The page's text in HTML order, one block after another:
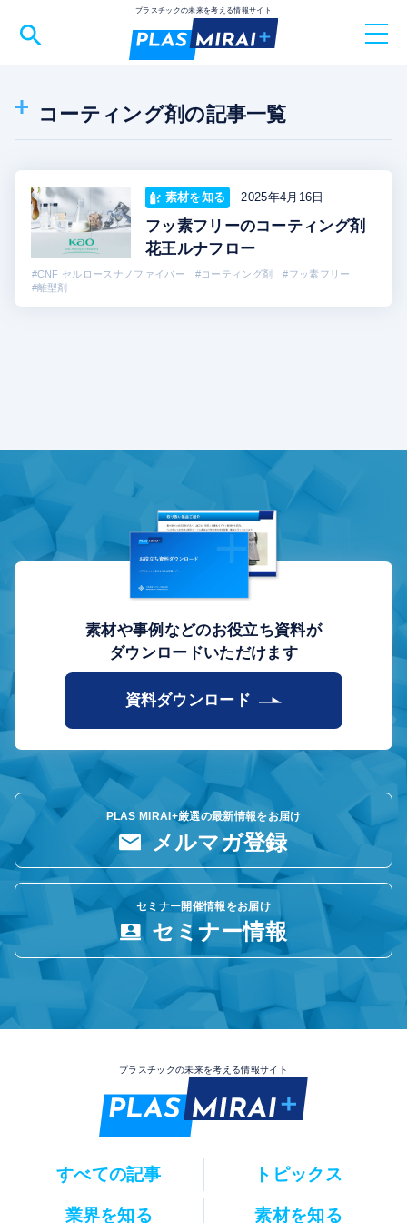
プラスチックの未来を考える情報サイト
業界を知る
素材を知る
セミナー情報
資料ダウンロード
プライバシーポリシー
情報セキュリティ方針
ご利用規約
バイオプラスチック 脱炭素 物流2024年問題
鮮度保持袋 鮮度保持フィルム ライスレジン
物流 改善
コーティング剤の記事一覧
素材を知る 2025年4月16日
フッ素フリーのコーティング剤
花王ルナフロー
#CNF セルロースナノファイバー #コーティング剤
#フッ素フリー
#離型剤
素材や事例などのお役立ち資料が
ダウンロードいただけます
資料ダウンロード
PLAS MIRAI+厳選の最新情報をお届け
メルマガ登録
セミナー開催情報をお届け
セミナー情報
プラスチックの未来を考える情報サイト
すべての記事 トピックス
業界を知る 素材を知る